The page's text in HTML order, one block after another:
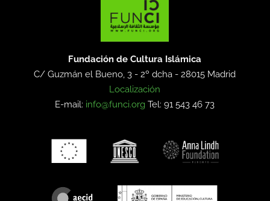
Fundación de Cultura Islámica
C/ Guzmán el Bueno, 3 - 2º dcha -28015 Madrid
Localización
E-mail: info@funci.org Tel: 91 543 46 73